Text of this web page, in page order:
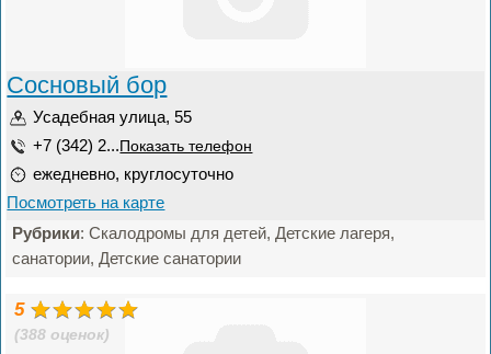
Сосновый бор
Усадебная улица, 55
+7 (342) 2... Показать телефон
ежедневно, круглосуточно
Посмотреть на карте
Рубрики: Скалодромы для детей, Детские лагеря,
санатории, Детские санатории
5
(388 оценок)